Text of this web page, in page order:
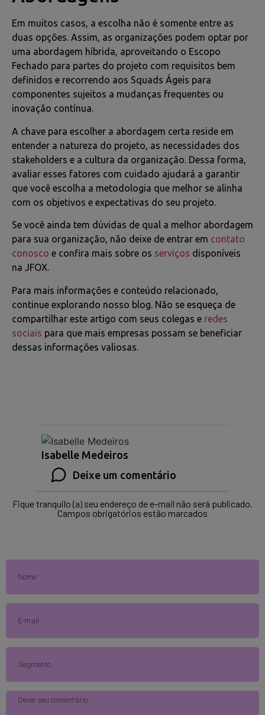
Em muitos casos, a escolha não é somente entre as
duas opções. Assim, as organizações podem optar por
uma abordagem híbrida, aproveitando o Escopo
Fechado para partes do projeto com requisitos bem
definidos e recorrendo aos Squads Ágeis para
componentes sujeitos a mudanças frequentes ou
inovação contínua.
A chave para escolher a abordagem certa reside em
entender a natureza do projeto, as necessidades dos
stakeholders e a cultura da organização. Dessa forma,
avaliar esses fatores com cuidado ajudará a garantir
que você escolha a metodologia que melhor se alinha
com os objetivos e expectativas do seu projeto.
Se você ainda tem dúvidas de qual a melhor abordagem
para sua organização, não deixe de entrar em contato
conosco e confira mais sobre os serviços disponíveis
na JFOX.
Para mais informações e conteúdo relacionado,
continue explorando nosso blog. Não se esqueça de
compartilhar este artigo com seus colegas e redes
sociais para que mais empresas possam se beneficiar
dessas informações valiosas.
Isabelle Medeiros
Deixe um comentário
Fique tranquilo (a) seu endereço de e-mail não será publicado.
Campos obrigatórios estão marcados